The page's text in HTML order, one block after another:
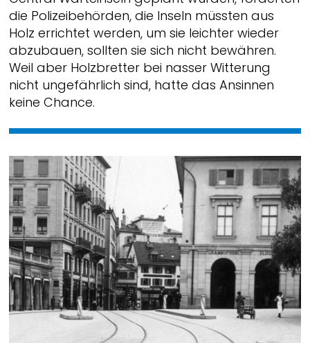
die Polizeibehörden, die Inseln müssten aus
Holz errichtet werden, um sie leichter wieder
abzubauen, sollten sie sich nicht bewähren.
Weil aber Holzbretter bei nasser Witterung
nicht ungefährlich sind, hatte das Ansinnen
keine Chance.